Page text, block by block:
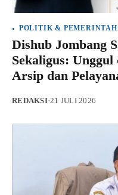
POLITIK &
Dishub Jombang
Sekaligus: Unggul
Arsip dan
REDAKSI·21 JULI 2026